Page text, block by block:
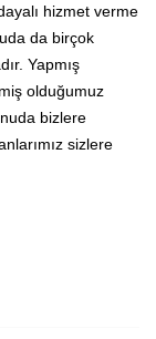
hizmet verme
da birçok
Yapmış
olduğumuz
bizlere
sizlere